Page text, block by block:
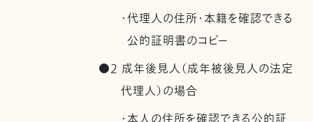
・代理人の住所・本籍を確認できる
公的証明書のコピー
●2 成年後見人（成年被後見人の法定
代理人）の場合